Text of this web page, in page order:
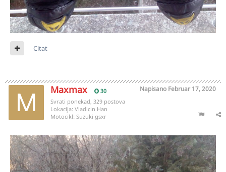
Citat
Maxmax 30 Napisano Februar 17, 2020
Svrati ponekad, 329 postova
Lokacija: Vladicin Han
Motocikl: Suzuki gsxr